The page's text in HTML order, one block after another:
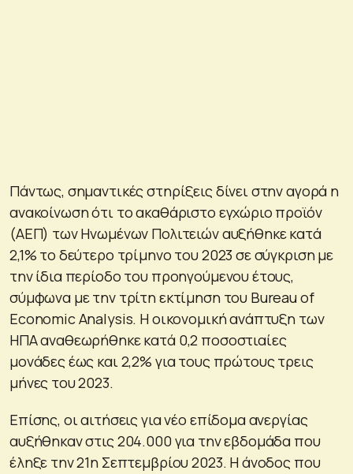
Πάντως, σημαντικές στηρίξεις δίνει στην αγορά η
ανακοίνωση ότι το ακαθάριστο εγχώριο προϊόν
(ΑΕΠ) των Ηνωμένων Πολιτειών αυξήθηκε κατά
2,1% το δεύτερο τρίμηνο του 2023 σε σύγκριση με
την ίδια περίοδο του προηγούμενου έτους,
σύμφωνα με την τρίτη εκτίμηση του Bureau of
Economic Analysis. Η οικονομική ανάπτυξη των
ΗΠΑ αναθεωρήθηκε κατά 0,2 ποσοστιαίες
μονάδες έως και 2,2% για τους πρώτους τρεις
μήνες του 2023.
Επίσης, οι αιτήσεις για νέο επίδομα ανεργίας
αυξήθηκαν στις 204.000 για την εβδομάδα που
έληξε την 21η Σεπτεμβρίου 2023. Η άνοδος που